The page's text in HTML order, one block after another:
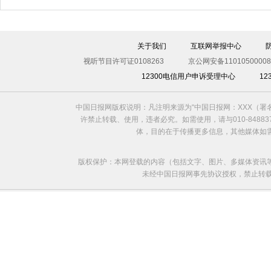
关于我们 互联网举报中心
视听节目许可证0108263
京公网安备
12300电信用户申诉受理中心
中国日报网版权说明：凡注明来源为“中国日报网：XXX（
许禁止转载、使用，违者必究。如需使用，请与010-
体，目的在于传播更多信息，其他媒体
版权保护：本网登载的内容（包括文字、图片、多媒体资
未经中国日报网事先协议授权，禁止转